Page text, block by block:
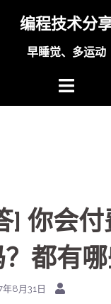
编程技术分
早睡觉、多运动
] 你会
都有哪
年8月31日